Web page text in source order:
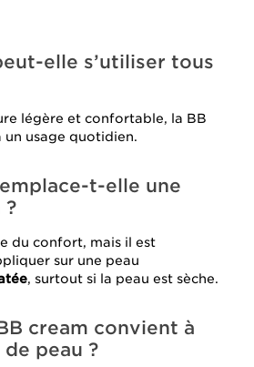
elle s’utiliser tous
légère et confortable, la BB
un usage quotidien.
t-elle une
?
du confort, mais il est
sur une peau
, surtout si la peau est sèche.
cream convient à
peau ?